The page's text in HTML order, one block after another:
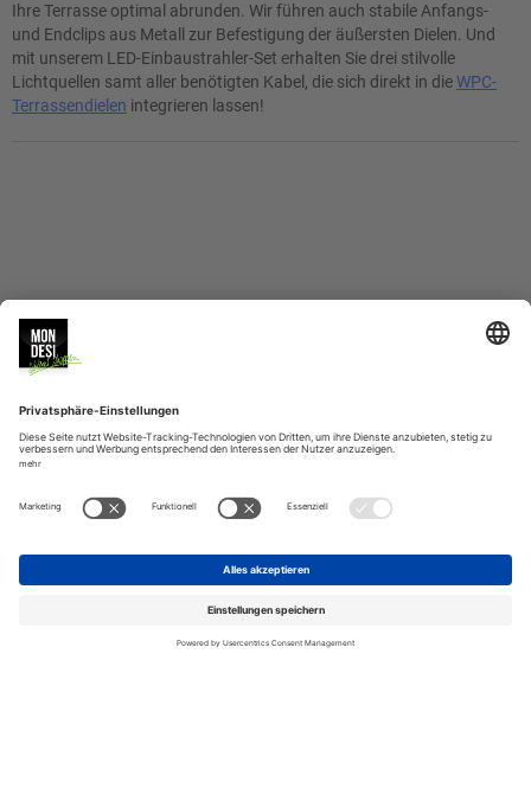
Ihre Terrasse optimal abrunden. Wir führen auch stabile Anfangs-
und Endclips aus Metall zur Befestigung der äußersten Dielen. Und
mit unserem LED-Einbaustrahler-Set erhalten Sie drei stilvolle
Lichtquellen samt aller benötigten Kabel, die sich direkt in dieWPC-
Terrassendielen integrieren lassen!
MONDESI
SERVICE
VERSAND